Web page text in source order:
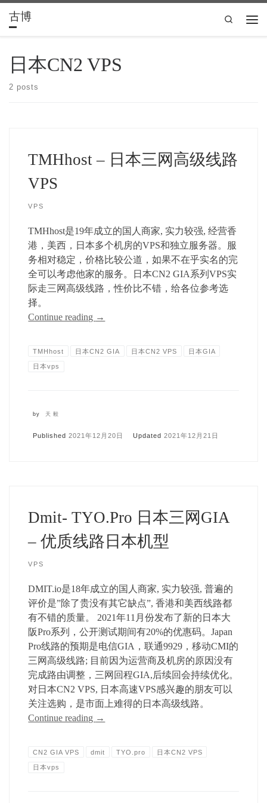
Skip to content
古博
Search
日本CN2 VPS
2 posts
TMHhost – 日本三网高级线路
VPS
VPS
TMHhost是19年成立的国人商家, 实力较强, 经营香
港，美西，日本多个机房的VPS和独立服务器。服
务相对稳定，价格比较公道，如果不在乎实名的完
全可以考虑他家的服务。日本CN2 GIA系列VPS实
际走三网高级线路，性价比不错，给各位参考选
择。
Continue reading →
TMHhost 日本CN2 GIA 日本CN2 VPS 日本GIA
日本vps
by 天毅
Published2021年12月20日 Updated2021年12月21日
Dmit- TYO.Pro 日本三网GIA
– 优质线路日本机型
VPS
DMIT.io是18年成立的国人商家, 实力较强, 普遍的
评价是”除了贵没有其它缺点”, 香港和美西线路都
有不错的质量。 2021年11月份发布了新的日本大
阪Pro系列，公开测试期间有20%的优惠码。Japan
Pro线路的预期是电信GIA，联通9929，移动CMI的
三网高级线路; 目前因为运营商及机房的原因没有
完成路由调整，三网回程GIA,后续回会持续优化。
对日本CN2 VPS, 日本高速VPS感兴趣的朋友可以
关注选购，是市面上难得的日本高级线路。
Continue reading →
CN2 GIA VPS dmit TYO.pro 日本CN2 VPS
日本vps